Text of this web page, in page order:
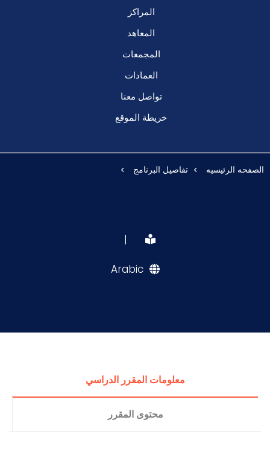
المراكز
المعاهد
المجمعات
العمادات
تواصل معنا
خريطة الموقع
الصفحه الرئيسيه تفاصيل البرنامج
|
Arabic
معلومات المقرر الدراسي
محتوى المقرر